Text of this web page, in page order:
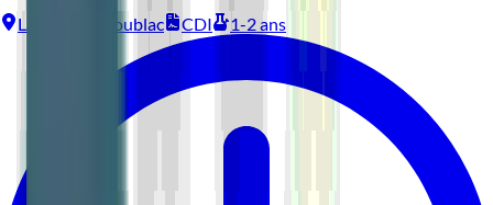
La Baule-Escoublac
CDI 1-2 ans